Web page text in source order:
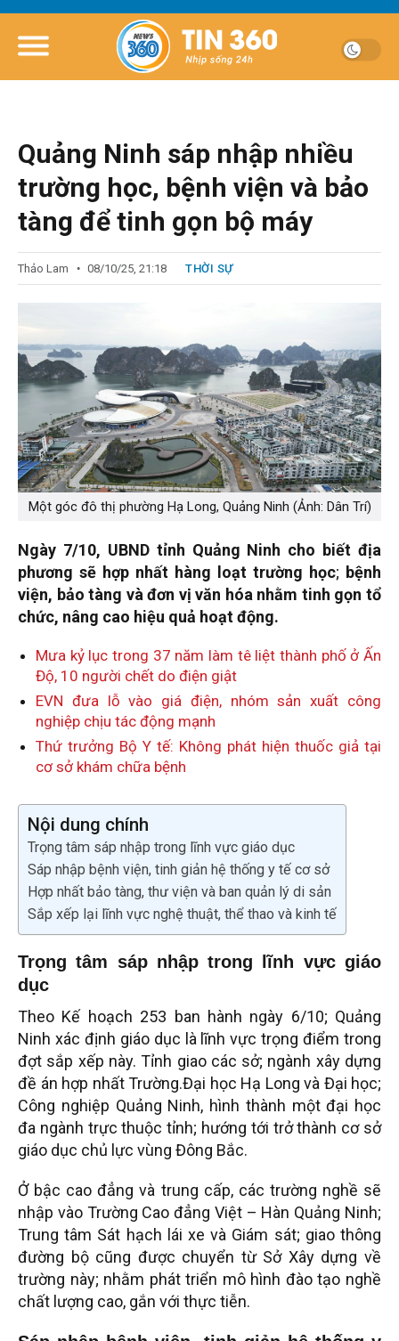
Quảng Ninh sáp nhập nhiều
trường học, bệnh viện và bảo
tàng để tinh gọn bộ máy
Thảo Lam 08/10/25, 21:18 THỜI SỰ
Một góc đô thị phường Hạ Long, Quảng Ninh (Ảnh: Dân Trí)
Ngày 7/10, UBND tỉnh Quảng Ninh cho biết địa
phương sẽ hợp nhất hàng loạt trường học; bệnh
viện, bảo tàng và đơn vị văn hóa nhằm tinh gọn tổ
chức, nâng cao hiệu quả hoạt động.
Mưa kỷ lục trong 37 năm làm tê liệt thành phố ở Ấn
Độ, 10 người chết do điện giật
EVN đưa lỗ vào giá điện, nhóm sản xuất công
nghiệp chịu tác động mạnh
Thứ trưởng Bộ Y tế: Không phát hiện thuốc giả tại
cơ sở khám chữa bệnh
Nội dung chính
Trọng tâm sáp nhập trong lĩnh vực giáo dục
Sáp nhập bệnh viện, tinh giản hệ thống y tế cơ sở
Hợp nhất bảo tàng, thư viện và ban quản lý di sản
Sắp xếp lại lĩnh vực nghệ thuật, thể thao và kinh tế
Trọng tâm sáp nhập trong lĩnh vực giáo
dục
Theo Kế hoạch 253 ban hành ngày 6/10; Quảng
Ninh xác định giáo dục là lĩnh vực trọng điểm trong
đợt sắp xếp này. Tỉnh giao các sở; ngành xây dựng
đề án hợp nhất Trường.Đại học Hạ Long và Đại học;
Công nghiệp Quảng Ninh, hình thành một đại học
đa ngành trực thuộc tỉnh; hướng tới trở thành cơ sở
giáo dục chủ lực vùng Đông Bắc.
Ở bậc cao đẳng và trung cấp, các trường nghề sẽ
nhập vào Trường Cao đẳng Việt – Hàn Quảng Ninh;
Trung tâm Sát hạch lái xe và Giám sát; giao thông
đường bộ cũng được chuyển từ Sở Xây dựng về
trường này; nhằm phát triển mô hình đào tạo nghề
chất lượng cao, gắn với thực tiễn.